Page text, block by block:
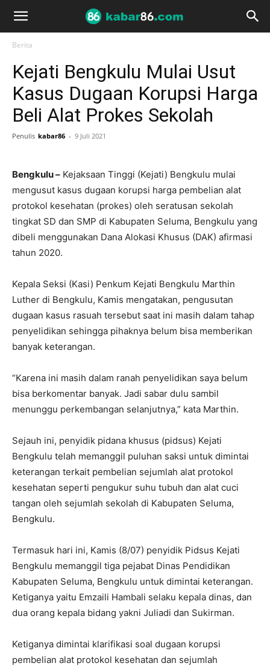
Berita
Kejati Bengkulu Mulai Usut
Kasus Dugaan Korupsi Harga
Beli Alat Prokes Sekolah
Penulis kabar86 - 9 Juli 2021
Bengkulu – Kejaksaan Tinggi (Kejati) Bengkulu mulai
mengusut kasus dugaan korupsi harga pembelian alat
protokol kesehatan (prokes) oleh seratusan sekolah
tingkat SD dan SMP di Kabupaten Seluma, Bengkulu yang
dibeli menggunakan Dana Alokasi Khusus (DAK) afirmasi
tahun 2020.
Kepala Seksi (Kasi) Penkum Kejati Bengkulu Marthin
Luther di Bengkulu, Kamis mengatakan, pengusutan
dugaan kasus rasuah tersebut saat ini masih dalam tahap
penyelidikan sehingga pihaknya belum bisa memberikan
banyak keterangan.
“Karena ini masih dalam ranah penyelidikan saya belum
bisa berkomentar banyak. Jadi sabar dulu sambil
menunggu perkembangan selanjutnya,” kata Marthin.
Sejauh ini, penyidik pidana khusus (pidsus) Kejati
Bengkulu telah memanggil puluhan saksi untuk dimintai
keterangan terkait pembelian sejumlah alat protokol
kesehatan seperti pengukur suhu tubuh dan alat cuci
tangan oleh sejumlah sekolah di Kabupaten Seluma,
Bengkulu.
Termasuk hari ini, Kamis (8/07) penyidik Pidsus Kejati
Bengkulu memanggil tiga pejabat Dinas Pendidikan
Kabupaten Seluma, Bengkulu untuk dimintai keterangan.
Ketiganya yaitu Emzaili Hambali selaku kepala dinas, dan
dua orang kepala bidang yakni Juliadi dan Sukirman.
Ketiganya dimintai klarifikasi soal dugaan korupsi
pembelian alat protokol kesehatan dan sejumlah